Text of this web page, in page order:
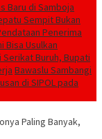
Baru di Samboja
Sempit Bukan
Penerima
Bisa Usulkan
Serikat Buruh, Bupati
Bawaslu Sambangi
di SIPOL pada
Paling Banyak,